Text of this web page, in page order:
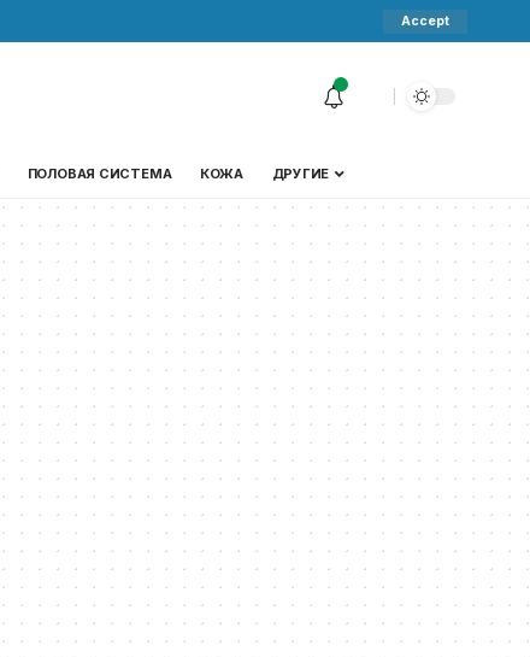
Accept
ПОЛОВАЯ СИСТЕМА КОЖА ДРУГИЕ